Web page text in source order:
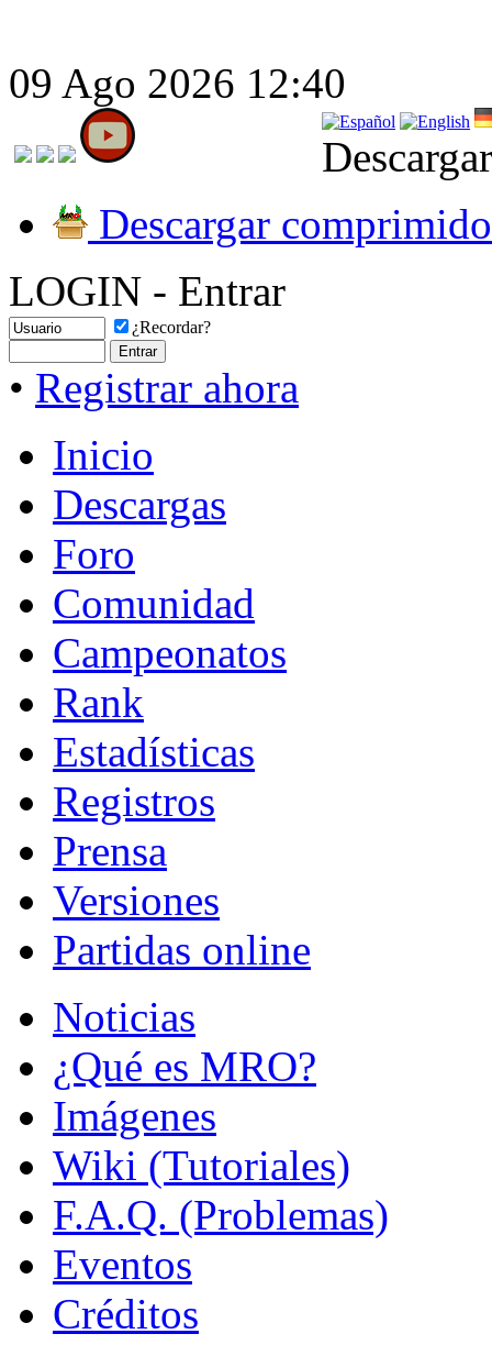
09 Ago 2026 12:40
Descargar
LOGIN - Entrar
¿Recordar?
• Registrar ahora
Inicio
Descargas
Foro
Comunidad
Campeonatos
Rank
Estadísticas
Registros
Prensa
Versiones
Partidas online
Noticias
¿Qué es MRO?
Imágenes
Wiki (Tutoriales)
F.A.Q. (Problemas)
Eventos
Créditos